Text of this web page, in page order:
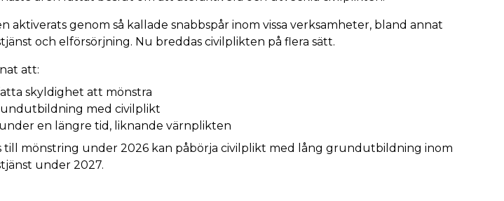
aktiverats genom så kallade snabbspår inom vissa verksamheter, bland annat
och elförsörjning. Nu breddas civilplikten på flera sätt.
att:
skyldighet att mönstra
med civilplikt
en längre tid, liknande värnplikten
till mönstring under 2026 kan påbörja civilplikt med lång grundutbildning inom
under 2027.